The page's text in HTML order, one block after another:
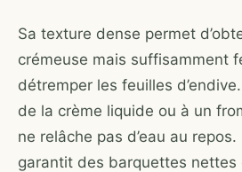
Sa texture dense permet
crémeuse mais suffisamment
détremper les feuilles
de la crème liquide ou à un
ne relâche pas d’eau au repos.
garantit des barquettes nettes